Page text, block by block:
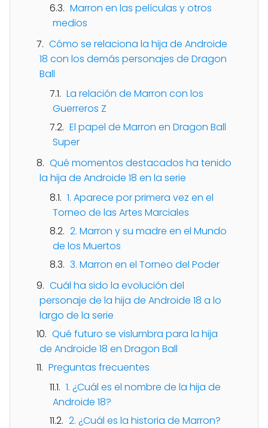
Marron en las películas y otros
medios
Cómo se relaciona la hija de Androide
18 con los demás personajes de Dragon
Ball
La relación de Marron con los
Guerreros Z
El papel de Marron en Dragon Ball
Super
Qué momentos destacados ha tenido
la hija de Androide 18 en la serie
1. Aparece por primera vez en el
Torneo de las Artes Marciales
2. Marron y su madre en el Mundo
de los Muertos
3. Marron en el Torneo del Poder
Cuál ha sido la evolución del
personaje de la hija de Androide 18 a lo
largo de la serie
Qué futuro se vislumbra para la hija
de Androide 18 en Dragon Ball
Preguntas frecuentes
1. ¿Cuál es el nombre de la hija de
Androide 18?
2. ¿Cuál es la historia de Marron?